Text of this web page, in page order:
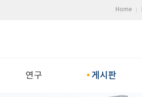
Home
연구 게시판